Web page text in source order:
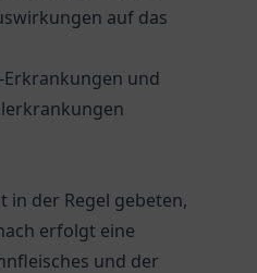
auf das
und
in der Regel gebeten,
erfolgt eine
und der